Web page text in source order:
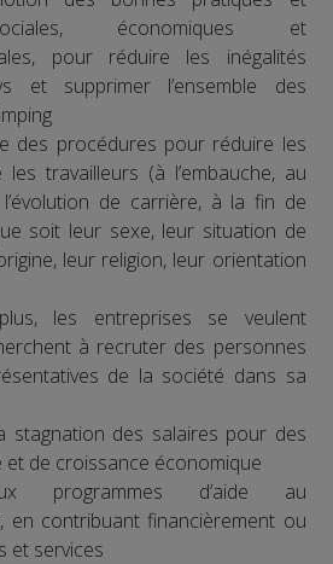
économiques et
pour réduire les inégalités
et supprimer l’ensemble des
des procédures pour réduire les
les travailleurs (à l’embauche, au
de carrière, à la fin de
soit leur sexe, leur situation de
leur religion, leur orientation
les entreprises se veulent
à recruter des personnes
de la société dans sa
stagnation des salaires pour des
et de croissance économique
programmes d’aide au
en contribuant financièrement ou
et services